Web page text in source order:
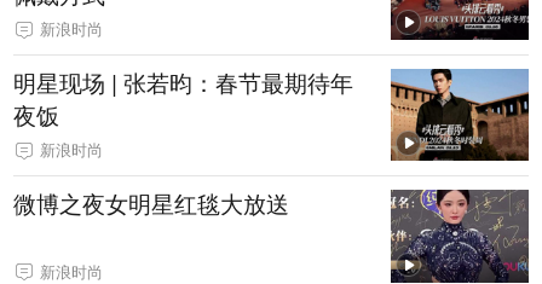
新浪时尚
明星现场 | 张若昀：春节最期待年
夜饭
新浪时尚
微博之夜女明星红毯大放送
新浪时尚